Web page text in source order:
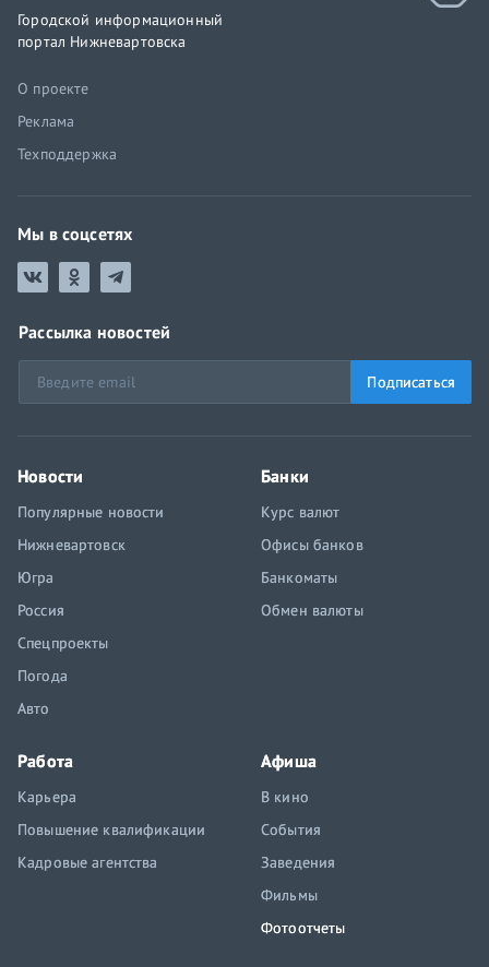
Городской информационный
портал Нижневартовска
О проекте
Реклама
Техподдержка
Мы в соцсетях
Рассылка новостей
Подписаться
Новости
Популярные новости
Нижневартовск
Югра
Россия
Спецпроекты
Погода
Авто
Банки
Курс валют
Офисы банков
Банкоматы
Обмен валюты
Работа
Карьера
Повышение квалификации
Кадровые агентства
Афиша
В кино
События
Заведения
Фильмы
Фотоотчеты